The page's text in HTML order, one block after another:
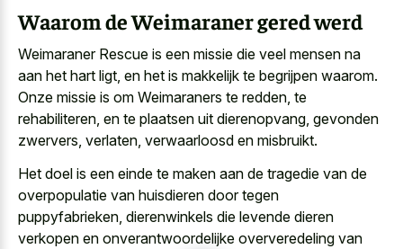
Waarom de Weimaraner gered werd
Weimaraner Rescue is een missie die veel mensen na
aan het hart ligt, en het is makkelijk te begrijpen waarom.
Onze missie is om Weimaraners te redden, te
rehabiliteren, en te plaatsen uit dierenopvang, gevonden
zwervers, verlaten, verwaarloosd en misbruikt.
Het doel is een einde te maken aan de tragedie van de
overpopulatie van huisdieren door tegen
puppyfabrieken, dierenwinkels die levende dieren
verkopen en onverantwoordelijke oververedeling van